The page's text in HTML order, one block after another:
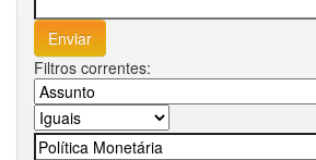
Filtros correntes: